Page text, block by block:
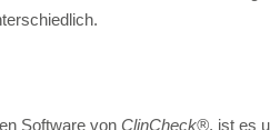
Software von ClinCheck®, ist es